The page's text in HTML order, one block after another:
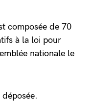
composée de 70
à la loi pour
nationale le